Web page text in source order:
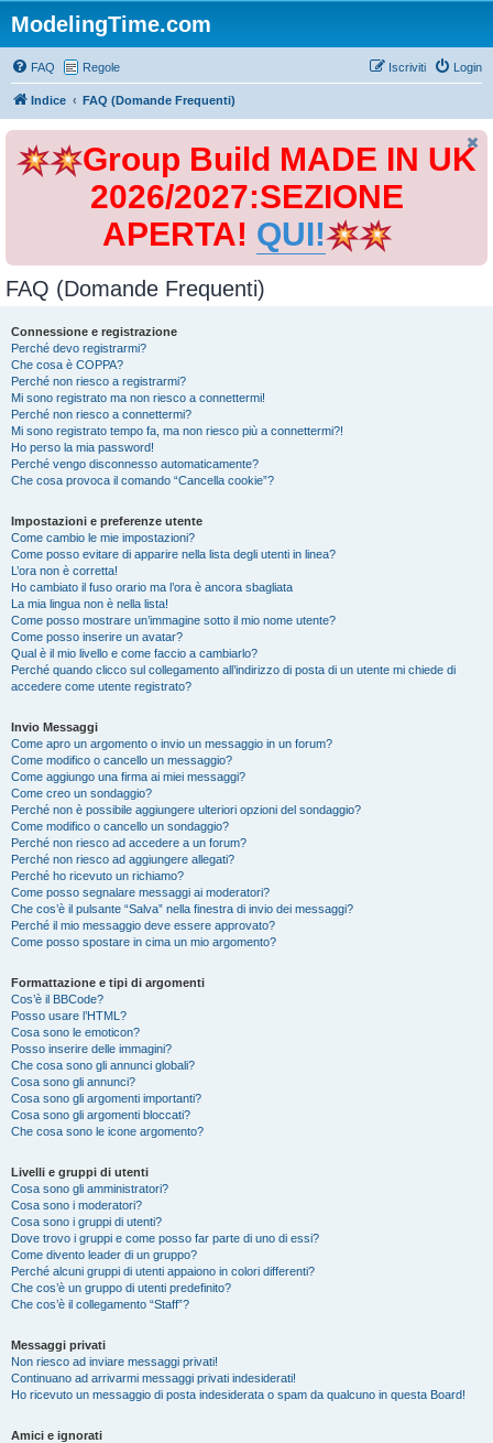
ModelingTime.com
FAQ Regole Login
Iscriviti
Indice FAQ (Domande Frequenti)
Group Build MADE IN UK
2026/2027:SEZIONE
APERTA! QUI!
FAQ (Domande Frequenti)
Connessione e registrazione
Perché devo registrarmi?
Che cosa è COPPA?
Perché non riesco a registrarmi?
Mi sono registrato ma non riesco a connettermi!
Perché non riesco a connettermi?
Mi sono registrato tempo fa, ma non riesco più a connettermi?!
Ho perso la mia password!
Perché vengo disconnesso automaticamente?
Che cosa provoca il comando “Cancella cookie”?
Impostazioni e preferenze utente
Come cambio le mie impostazioni?
Come posso evitare di apparire nella lista degli utenti in linea?
L’ora non è corretta!
Ho cambiato il fuso orario ma l’ora è ancora sbagliata
La mia lingua non è nella lista!
Come posso mostrare un’immagine sotto il mio nome utente?
Come posso inserire un avatar?
Qual è il mio livello e come faccio a cambiarlo?
Perché quando clicco sul collegamento all’indirizzo di posta di un utente mi chiede di
accedere come utente registrato?
Invio Messaggi
Come apro un argomento o invio un messaggio in un forum?
Come modifico o cancello un messaggio?
Come aggiungo una firma ai miei messaggi?
Come creo un sondaggio?
Perché non è possibile aggiungere ulteriori opzioni del sondaggio?
Come modifico o cancello un sondaggio?
Perché non riesco ad accedere a un forum?
Perché non riesco ad aggiungere allegati?
Perché ho ricevuto un richiamo?
Come posso segnalare messaggi ai moderatori?
Che cos’è il pulsante “Salva” nella finestra di invio dei messaggi?
Perché il mio messaggio deve essere approvato?
Come posso spostare in cima un mio argomento?
Formattazione e tipi di argomenti
Cos’è il BBCode?
Posso usare l’HTML?
Cosa sono le emoticon?
Posso inserire delle immagini?
Che cosa sono gli annunci globali?
Cosa sono gli annunci?
Cosa sono gli argomenti importanti?
Cosa sono gli argomenti bloccati?
Che cosa sono le icone argomento?
Livelli e gruppi di utenti
Cosa sono gli amministratori?
Cosa sono i moderatori?
Cosa sono i gruppi di utenti?
Dove trovo i gruppi e come posso far parte di uno di essi?
Come divento leader di un gruppo?
Perché alcuni gruppi di utenti appaiono in colori differenti?
Che cos’è un gruppo di utenti predefinito?
Che cos’è il collegamento “Staff”?
Messaggi privati
Non riesco ad inviare messaggi privati!
Continuano ad arrivarmi messaggi privati indesiderati!
Ho ricevuto un messaggio di posta indesiderata o spam da qualcuno in questa Board!
Amici e ignorati